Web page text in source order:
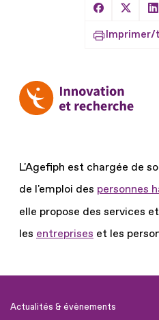
Partager
Imprimer/
L'Agefiph est chargée de
de l'emploi des personnes
elle propose des services
les entreprises et les
Actualités & évènements